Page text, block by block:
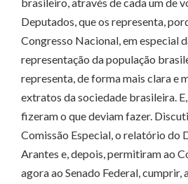
Deputados, que os representa,
Congresso Nacional, em especial
representação da população
representa, de forma mais clara e
extratos da sociedade brasileira.
fizeram o que deviam fazer.
Comissão Especial, o relatório do
Arantes e, depois, permitiram ao
agora ao Senado Federal, cumprir,